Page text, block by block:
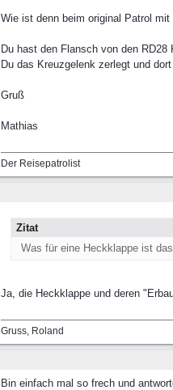
Wie ist denn beim original Patrol
Du hast den Flansch von den
Du das Kreuzgelenk zerlegt und
Gruß
Mathias
Der Reisepatrolist
Zitat
Was für eine Heckklappe ist
Ja, die Heckklappe und deren
Gruss, Roland
Bin einfach mal so frech und